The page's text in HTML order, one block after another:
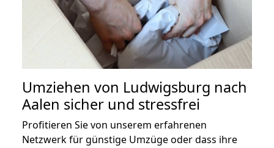
Umziehen von Ludwigsburg nach
Aalen sicher und stressfrei
Profitieren Sie von unserem erfahrenen
Netzwerk für günstige Umzüge oder dass ihre